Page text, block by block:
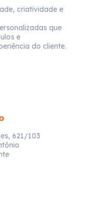
criatividade e
que
e
do cliente.
621/103